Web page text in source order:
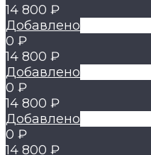
14 800 ₽
Добавлено
0 ₽
14 800 ₽
Добавлено
0 ₽
14 800 ₽
Добавлено
0 ₽
14 800 ₽